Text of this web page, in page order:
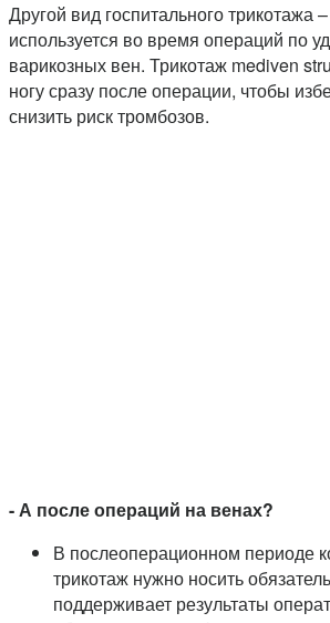
Другой вид госпитального трикотажа
используется во время операций по
варикозных вен. Трикотаж mediven
ногу сразу после операции, чтобы
снизить риск тромбозов.
- А после операций на венах?
В послеоперационном периоде
трикотаж нужно носить
поддерживает результаты